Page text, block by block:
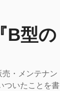
B型の
・メンテナン
ついたことを書